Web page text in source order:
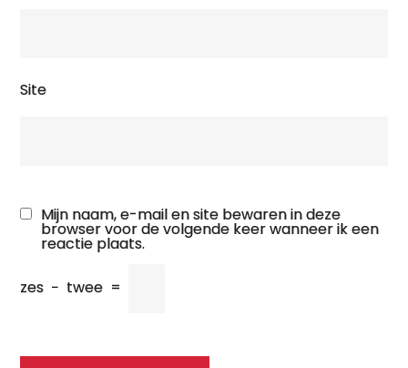
Site
Mijn naam, e-mail en site bewaren in deze
browser voor de volgende keer wanneer ik een
reactie plaats.
zes − twee =